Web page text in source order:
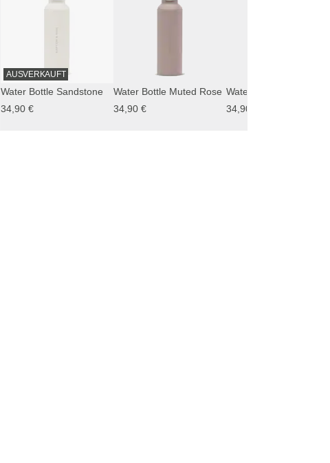
AUSVERKAUFT
Water Bottle Sandstone
34,90 €
Water Bottle Muted Rose
34,90 €
34,90 €